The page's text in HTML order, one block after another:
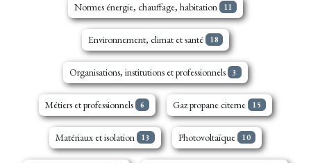
Normes énergie, chauffage, habitation 11
Environnement, climat et santé 18
Organisations, institutions et professionnels 3
Métiers et professionnels 6 Gaz propane citerne 15
Matériaux et isolation 13 Photovoltaïque 10